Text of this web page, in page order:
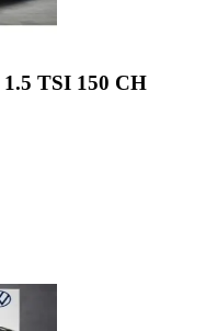
1.5 TSI 150 CH